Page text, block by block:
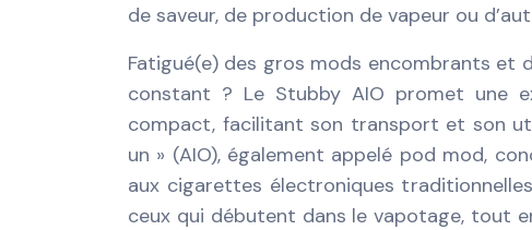
de saveur, de production de vapeur ou
Fatigué(e) des gros mods encombrants et
constant ? Le Stubby AIO promet une
compact, facilitant son transport et son
un » (AIO), également appelé pod mod,
aux cigarettes électroniques
ceux qui débutent dans le vapotage, tout